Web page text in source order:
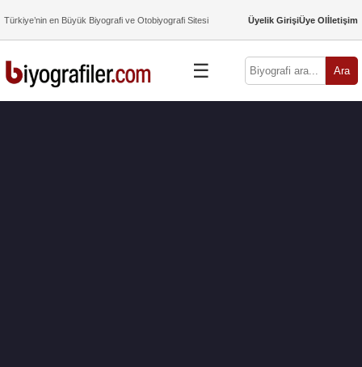
Türkiye’nin en Büyük Biyografi ve Otobiyografi Sitesi Üyelik GirişiÜye Olİletişim
☰ Ara